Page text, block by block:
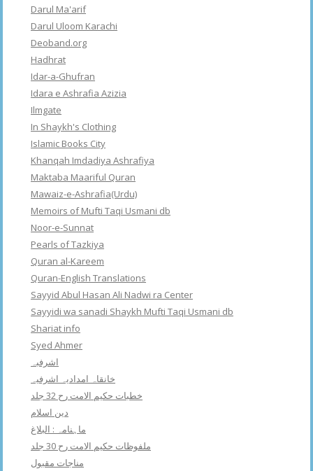
Darul Ma'arif
Darul Uloom Karachi
Deoband.org
Hadhrat
Idar-a-Ghufran
Idara e Ashrafia Azizia
Ilmgate
In Shaykh's Clothing
Islamic Books City
Khanqah Imdadiya Ashrafiya
Maktaba Maariful Quran
Mawaiz-e-Ashrafia(Urdu)
Memoirs of Mufti Taqi Usmani db
Noor-e-Sunnat
Pearls of Tazkiya
Quran al-Kareem
Quran-English Translations
Sayyid Abul Hasan Ali Nadwi ra Center
Sayyidi wa sanadi Shaykh Mufti Taqi Usmani db
Shariat info
Syed Ahmer
اشرفبہ
خانقاہ امدادیہ اشرفیہ
خطبات حکیم الامت رح 32 جلد
دین اسلام
ماہنامہ : البلاغ
ملفوظات حکیم الامت رح 30 جلد
مناجات مقبول